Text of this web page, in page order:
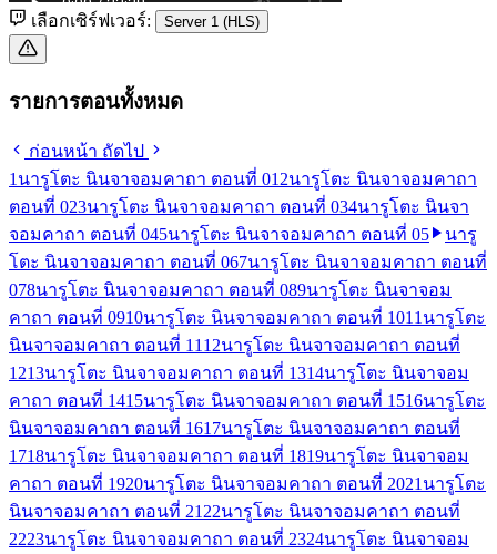
เลือกเซิร์ฟเวอร์: Server 1 (HLS)
รายการตอนทั้งหมด
ก่อนหน้า ถัดไป
1 นารูโตะ นินจาจอมคาถา ตอนที่ 01 2นารูโตะ นินจาจอมคาถา
ตอนที่ 023นารูโตะ นินจาจอมคาถา ตอนที่ 034นารูโตะ นินจา
จอมคาถา ตอนที่ 045นารูโตะ นินจาจอมคาถา ตอนที่ 05
นารู
โตะ นินจาจอมคาถา ตอนที่ 067นารูโตะ นินจาจอมคาถา ตอนที่
078นารูโตะ นินจาจอมคาถา ตอนที่ 089นารูโตะ นินจาจอม
คาถา ตอนที่ 0910นารูโตะ นินจาจอมคาถา ตอนที่ 1011 นารูโตะ
นินจาจอมคาถา ตอนที่ 11 12นารูโตะ นินจาจอมคาถา ตอนที่
1213นารูโตะ นินจาจอมคาถา ตอนที่ 1314นารูโตะ นินจาจอม
คาถา ตอนที่ 1415นารูโตะ นินจาจอมคาถา ตอนที่ 1516นารูโตะ
นินจาจอมคาถา ตอนที่ 1617นารูโตะ นินจาจอมคาถา ตอนที่
1718นารูโตะ นินจาจอมคาถา ตอนที่ 1819นารูโตะ นินจาจอม
คาถา ตอนที่ 1920นารูโตะ นินจาจอมคาถา ตอนที่ 2021 นารูโตะ
นินจาจอมคาถา ตอนที่ 21 22นารูโตะ นินจาจอมคาถา ตอนที่
2223นารูโตะ นินจาจอมคาถา ตอนที่ 2324นารูโตะ นินจาจอม